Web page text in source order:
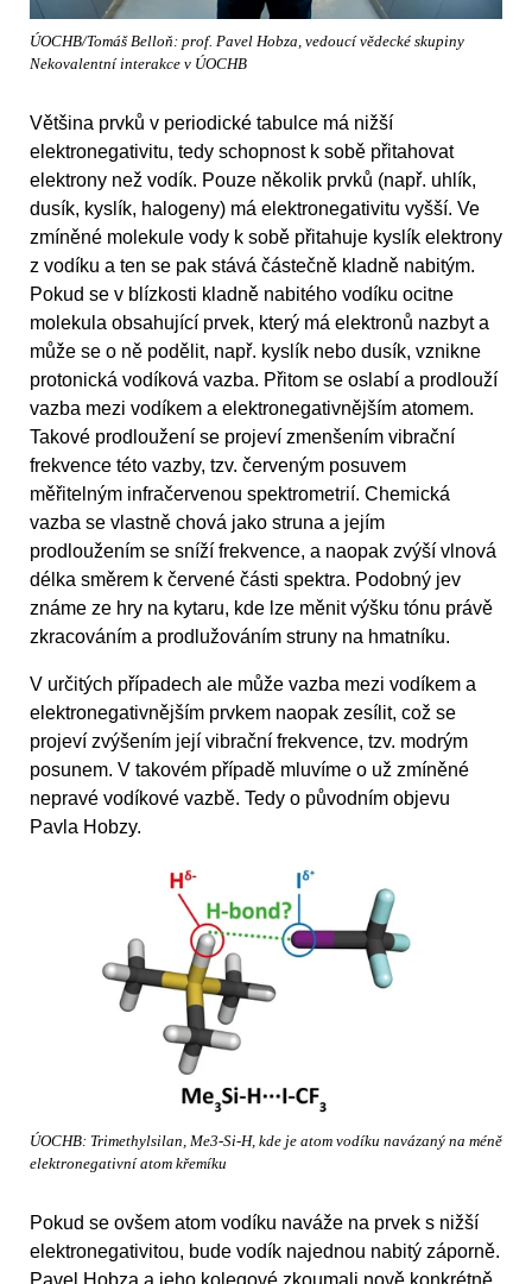
ÚOCHB/Tomáš Belloň: prof. Pavel Hobza, vedoucí vědecké skupiny
Nekovalentní interakce v ÚOCHB
Většina prvků v periodické tabulce má nižší
elektronegativitu, tedy schopnost k sobě přitahovat
elektrony než vodík. Pouze několik prvků (např. uhlík,
dusík, kyslík, halogeny) má elektronegativitu vyšší. Ve
zmíněné molekule vody k sobě přitahuje kyslík elektrony
z vodíku a ten se pak stává částečně kladně nabitým.
Pokud se v blízkosti kladně nabitého vodíku ocitne
molekula obsahující prvek, který má elektronů nazbyt a
může se o ně podělit, např. kyslík nebo dusík, vznikne
protonická vodíková vazba. Přitom se oslabí a prodlouží
vazba mezi vodíkem a elektronegativnějším atomem.
Takové prodloužení se projeví zmenšením vibrační
frekvence této vazby, tzv. červeným posuvem
měřitelným infračervenou spektrometrií. Chemická
vazba se vlastně chová jako struna a jejím
prodloužením se sníží frekvence, a naopak zvýší vlnová
délka směrem k červené části spektra. Podobný jev
známe ze hry na kytaru, kde lze měnit výšku tónu právě
zkracováním a prodlužováním struny na hmatníku.
V určitých případech ale může vazba mezi vodíkem a
elektronegativnějším prvkem naopak zesílit, což se
projeví zvýšením její vibrační frekvence, tzv. modrým
posunem. V takovém případě mluvíme o už zmíněné
nepravé vodíkové vazbě. Tedy o původním objevu
Pavla Hobzy.
ÚOCHB: Trimethylsilan, Me3-Si-H, kde je atom vodíku navázaný na méně
elektronegativní atom křemíku
Pokud se ovšem atom vodíku naváže na prvek s nižší
elektronegativitou, bude vodík najednou nabitý záporně.